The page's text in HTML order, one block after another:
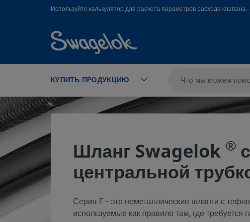
text.skipToContent
text.skipToNavigationИспользуйте калькулятор для расчета параметров расхода клапана.
КУПИТЬ ПРОДУКЦИЮ
Шланг Swagelok ®
центральной
Серия F – это неметаллические шланги с
используемые как правило там, где